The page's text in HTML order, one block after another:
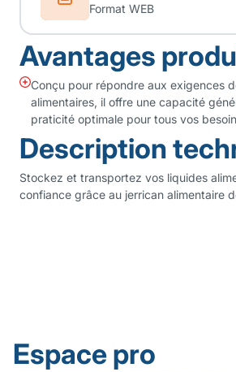
Format WEB
Avantages
Conçu pour répondre aux exigences
alimentaires, il offre une capacité
praticité optimale pour tous vos
Description
Stockez et transportez vos liquides
confiance grâce au jerrican alimentaire
Espace pro